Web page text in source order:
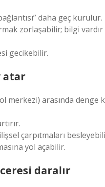
daha geç kurulur.
zorlaşabilir; bilgi vardır
gecikebilir.
atar
arasında denge
çarpıtmaları
yol açabilir.
daralır